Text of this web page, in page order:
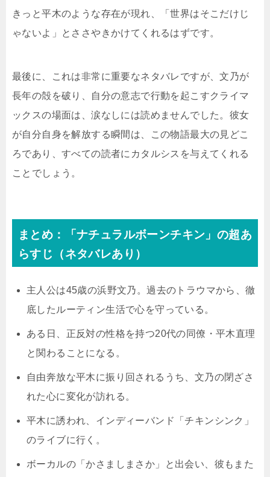
きっと平木のような存在が現れ、「世界はそこだけじ
ゃないよ」とささやきかけてくれるはずです。
最後に、これは非常に重要なネタバレですが、文乃が
長年の殻を破り、自分の意志で行動を起こすクライマ
ックスの場面は、涙なしには読めませんでした。彼女
が自分自身を解放する瞬間は、この物語最大の見どこ
ろであり、すべての読者にカタルシスを与えてくれる
ことでしょう。
まとめ：「ナチュラルボーンチキン」の超あ
らすじ（ネタバレあり）
主人公は45歳の浜野文乃。過去のトラウマから、徹
底したルーティン生活で心を守っている。
ある日、正反対の性格を持つ20代の同僚・平木直理
と関わることになる。
自由奔放な平木に振り回されるうち、文乃の閉ざさ
れた心に変化が訪れる。
平木に誘われ、インディーバンド「チキンシンク」
のライブに行く。
ボーカルの「かさましまさか」と出会い、彼もまた